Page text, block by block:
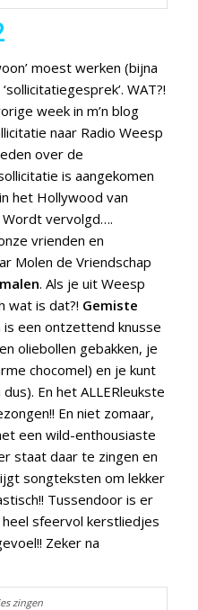
moest werken (bijna
WAT?!
week in m’n blog
naar Radio Weesp
over de
is aangekomen
het Hollywood van
vervolgd….
vrienden en
Molen de Vriendschap
. Als je uit Weesp
wat is dat?! Gemiste
is een ontzettend knusse
oliebollen gebakken, je
chocomel) en je kunt
En het ALLERleukste
En niet zomaar,
een wild-enthousiaste
staat daar te zingen en
songteksten om lekker
Tussendoor is er
sfeervol kerstliedjes
Zeker na